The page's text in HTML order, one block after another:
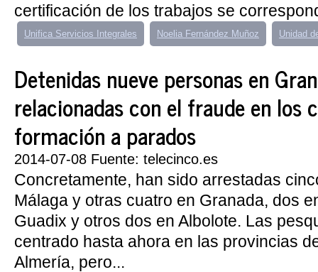
certificación de los trabajos se
Unifica Servicios Integrales Noelia Fernández Muñoz Unidad
Detenidas nueve personas en
relacionadas con el fraude en los
formación a parados
2014-07-08 Fuente: telecinco.es
Concretamente, han sido arrestadas
Málaga y otras cuatro en Granada, dos
Guadix y otros dos en Albolote. Las
centrado hasta ahora en las provincias
Almería, pero...